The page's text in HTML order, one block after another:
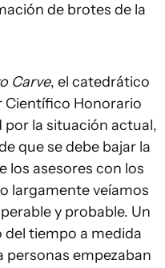
de brotes de la
Carve, el catedrático
Científico Honorario
la situación actual,
que se debe bajar la
los asesores con los
largamente veíamos
y probable. Un
del tiempo a medida
personas empezaban